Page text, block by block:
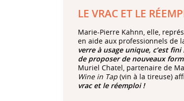
LE VRAC ET LE
Marie-Pierre Kahnn, elle,
en aide aux professionnels de
verre à usage unique, c’est fini
de proposer de nouveaux
Muriel Chatel, partenaire de
Wine in Tap (vin à la tireuse)
vrac et le réemploi !